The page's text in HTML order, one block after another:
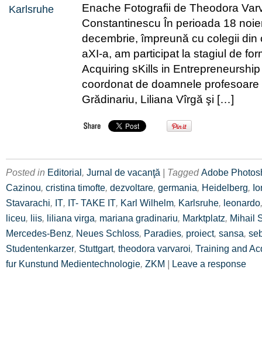
Enache Fotografii de Theodora
Constantinescu În perioada 18
decembrie, împreună cu colegii din
aXI-a, am participat la stagiul de
Acquiring sKills in
coordonat de doamnele profesoare
Grădinariu, Liliana Vîrgă şi […]
Posted in Editorial, Jurnal de vacanţă | TaggedAdobe
Cazinou, cristina timofte, dezvoltare, germania, Heidelberg,
Stavarachi, IT, IT- TAKE IT, Karl Wilhelm, Karlsruhe, leonardo
liceu, liis, liliana virga, mariana gradinariu, Marktplatz, Mihail
Mercedes-Benz, Neues Schloss, Paradies, proiect, sansa,
Studentenkarzer, Stuttgart, theodora varvaroi, Training and
fur Kunstund Medientechnologie, ZKM | Leave a response